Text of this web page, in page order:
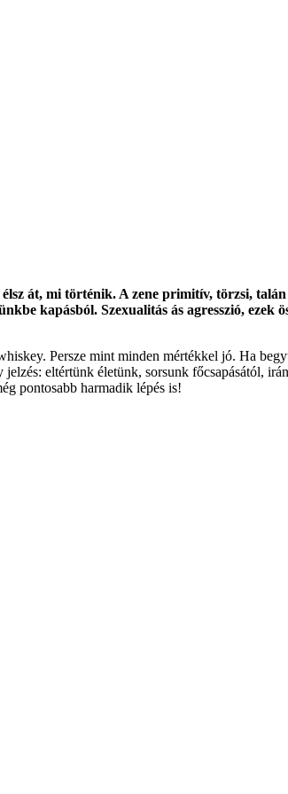
át, mi történik. A zene primitív, törzsi,
kapásból. Szexualitás ás agresszió, ezek
Persze mint minden mértékkel jó. Ha
eltértünk életünk, sorsunk főcsapásától,
pontosabb harmadik lépés is!